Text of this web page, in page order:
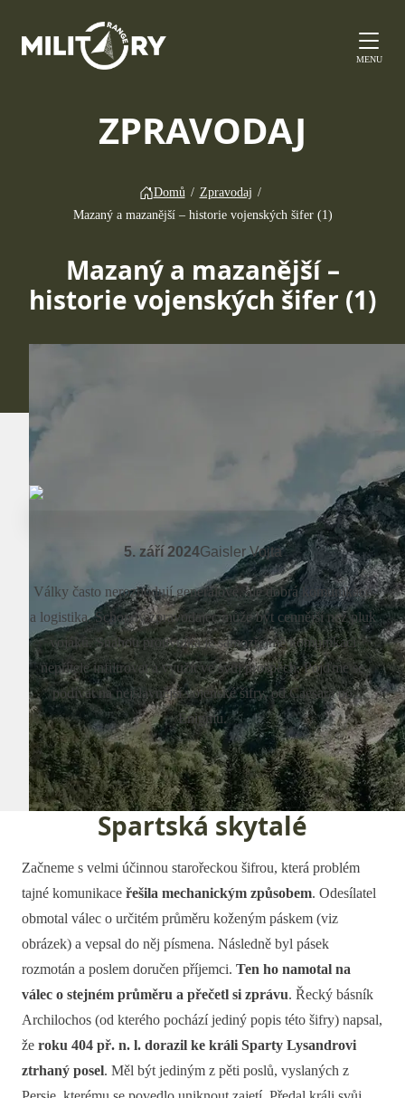
MENU
ZPRAVODAJ
Domů / Zpravodaj /
Mazaný a mazanější – historie vojenských šifer (1)
Mazaný a mazanější –
historie vojenských šifer (1)
5. září 2024Gaisler Vojta
Války často nerozhodují generálové, ale dobrá komunikace
a logistika. Schopný zpravodajec může být cennější než pluk
vojáků. Snahou protivníka je samozřejmě komunikaci
nepřítele infiltrovat a využít ve svůj prospěch. Pojďme se
podívat na nejslavnější vojenské šifry, od Caesara po
Enigmu.
Spartská skytalé
Začneme s velmi účinnou starořeckou šifrou, která problém
tajné komunikace řešila mechanickým způsobem. Odesílatel
obmotal válec o určitém průměru koženým páskem (viz
obrázek) a vepsal do něj písmena. Následně byl pásek
rozmotán a poslem doručen příjemci. Ten ho namotal na
válec o stejném průměru a přečetl si zprávu. Řecký básník
Archilochos (od kterého pochází jediný popis této šifry) napsal,
že roku 404 př. n. l. dorazil ke králi Sparty Lysandrovi
ztrhaný posel. Měl být jediným z pěti poslů, vyslaných z